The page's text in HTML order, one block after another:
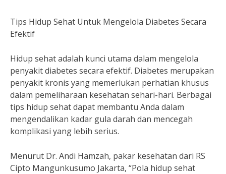
Tips Hidup Sehat Untuk Mengelola Diabetes Secara
Efektif
Hidup sehat adalah kunci utama dalam mengelola
penyakit diabetes secara efektif. Diabetes merupakan
penyakit kronis yang memerlukan perhatian khusus
dalam pemeliharaan kesehatan sehari-hari. Berbagai
tips hidup sehat dapat membantu Anda dalam
mengendalikan kadar gula darah dan mencegah
komplikasi yang lebih serius.
Menurut Dr. Andi Hamzah, pakar kesehatan dari RS
Cipto Mangunkusumo Jakarta, “Pola hidup sehat